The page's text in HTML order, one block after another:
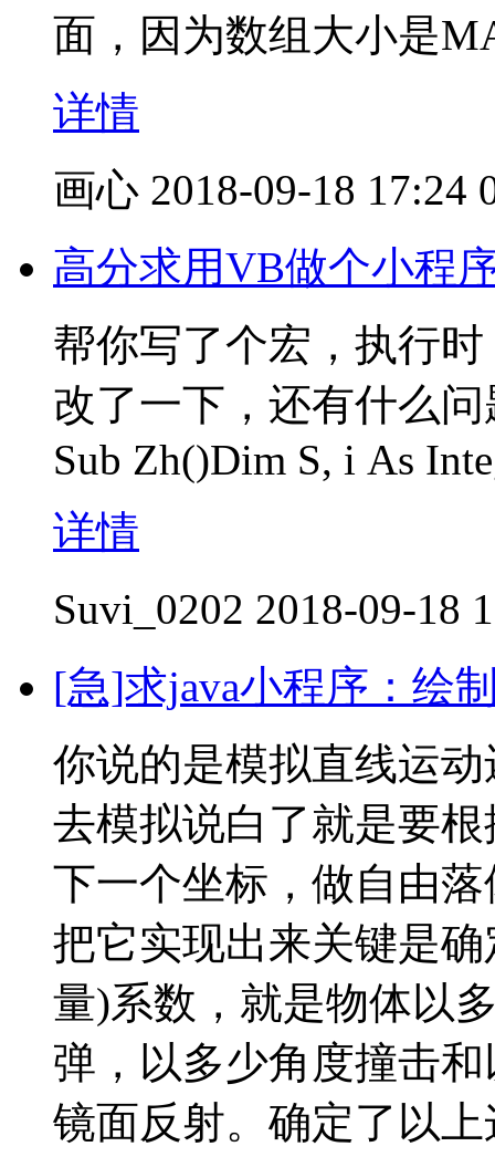
面，因为数组大小是
详情
画心 2018-09-18 17:24
高分求用VB做个小程
帮你写了个宏，执行
改了一下，还有什么
Sub Zh()Dim S, i As
详情
Suvi_0202 2018-09-18
[急]求java小程序：绘
你说的是模拟直线运
去模拟说白了就是要
下一个坐标，做自由
把它实现出来关键是
量)系数，就是物体以
弹，以多少角度撞击
镜面反射。确定了以